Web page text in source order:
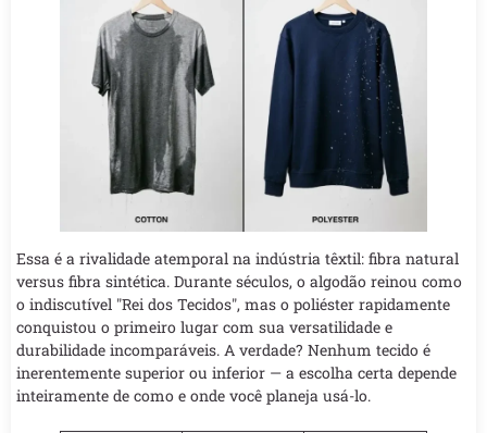
Essa é a rivalidade atemporal na indústria têxtil: fibra natural
versus fibra sintética. Durante séculos, o algodão reinou como
o indiscutível "Rei dos Tecidos", mas o poliéster rapidamente
conquistou o primeiro lugar com sua versatilidade e
durabilidade incomparáveis. A verdade? Nenhum tecido é
inerentemente superior ou inferior — a escolha certa depende
inteiramente de como e onde você planeja usá-lo.